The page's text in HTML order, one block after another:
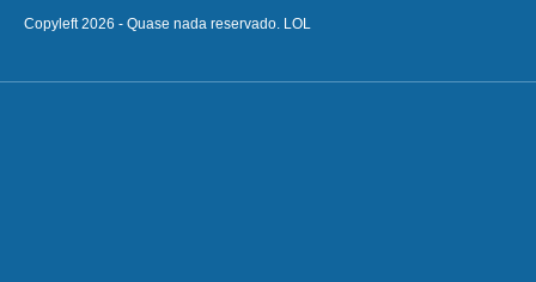
Copyleft 2026 - Quase nada reservado. LOL